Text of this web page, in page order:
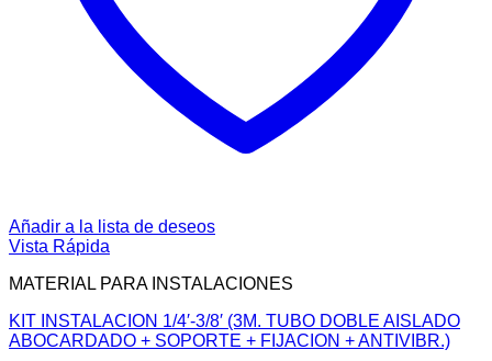
Añadir a la lista de deseos
Vista Rápida
MATERIAL PARA INSTALACIONES
KIT INSTALACION 1/4′-3/8′ (3M. TUBO DOBLE AISLADO
ABOCARDADO + SOPORTE + FIJACION + ANTIVIBR.)